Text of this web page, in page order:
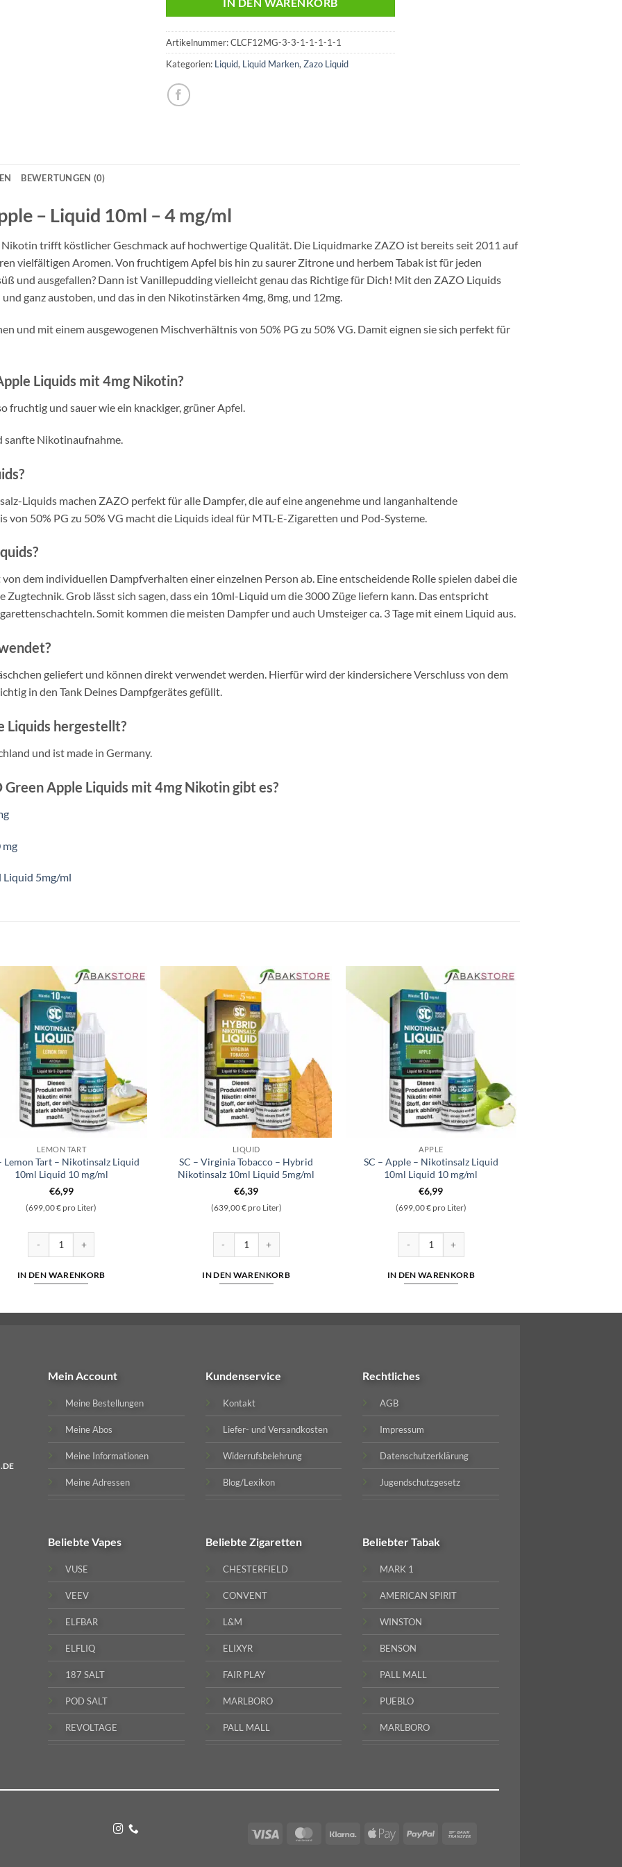
IN DEN WARENKORB
Artikelnummer:CLCF12MG-3-3-1-1-1-1-1
Kategorien: Liquid, Liquid Marken, Zazo Liquid
BEWERTUNGEN (0)
– Liquid 10ml – 4 mg/ml
trifft köstlicher Geschmack auf hochwertige Qualität. Die Liquidmarke ZAZO ist bereits seit 2011 auf
vielfältigen Aromen. Von fruchtigem Apfel bis hin zu saurer Zitrone und herbem Tabak ist für jeden
und ausgefallen? Dann ist Vanillepudding vielleicht genau das Richtige für Dich! Mit den ZAZO Liquids
ganz austoben, und das in den Nikotinstärken 4mg, 8mg, und 12mg.
und mit einem ausgewogenen Mischverhältnis von 50% PG zu 50% VG. Damit eignen sie sich perfekt für
Liquids mit 4mg Nikotin?
fruchtig und sauer wie ein knackiger, grüner Apfel.
sanfte Nikotinaufnahme.
Liquids machen ZAZO perfekt für alle Dampfer, die auf eine angenehme und langanhaltende
50% PG zu 50% VG macht die Liquids ideal für MTL-E-Zigaretten und Pod-Systeme.
dem individuellen Dampfverhalten einer einzelnen Person ab. Eine entscheidende Rolle spielen dabei die
Grob lässt sich sagen, dass ein 10ml-Liquid um die 3000 Züge liefern kann. Das entspricht
Somit kommen die meisten Dampfer und auch Umsteiger ca. 3 Tage mit einem Liquid aus.
geliefert und können direkt verwendet werden. Hierfür wird der kindersichere Verschluss von dem
in den Tank Deines Dampfgerätes gefüllt.
Liquids hergestellt?
und ist made in Germany.
Apple Liquids mit 4mg Nikotin gibt es?
mg
Liquid 5mg/ml
LEMON TART
Lemon Tart – Nikotinsalz Liquid
10ml Liquid 10 mg/ml
€6,99
(699,00 € pro Liter)
IN DEN WARENKORB
LIQUID
SC – Virginia Tobacco – Hybrid
Nikotinsalz 10ml Liquid 5mg/ml
€6,39
(639,00 € pro Liter)
IN DEN WARENKORB
APPLE
SC – Apple – Nikotinsalz Liquid
10ml Liquid 10 mg/ml
€6,99
(699,00 € pro Liter)
IN DEN WARENKORB
Mein Account
Meine Bestellungen
Meine Abos
Meine Informationen
Meine Adressen
Kundenservice
Kontakt
Liefer- und Versandkosten
Widerrufsbelehrung
Blog/Lexikon
Rechtliches
AGB
Impressum
Datenschutzerklärung
Jugendschutzgesetz
BeliebteVapes
VUSE
VEEV
ELFBAR
ELFLIQ
187 SALT
POD SALT
REVOLTAGE
Beliebte Zigaretten
CHESTERFIELD
CONVENT
L&M
ELIXYR
FAIR PLAY
MARLBORO
PALL MALL
BeliebterTabak
MARK 1
AMERICAN SPIRIT
WINSTON
BENSON
PALL MALL
PUEBLO
MARLBORO
Visa MasterCardKlarna
Apple
PayPal